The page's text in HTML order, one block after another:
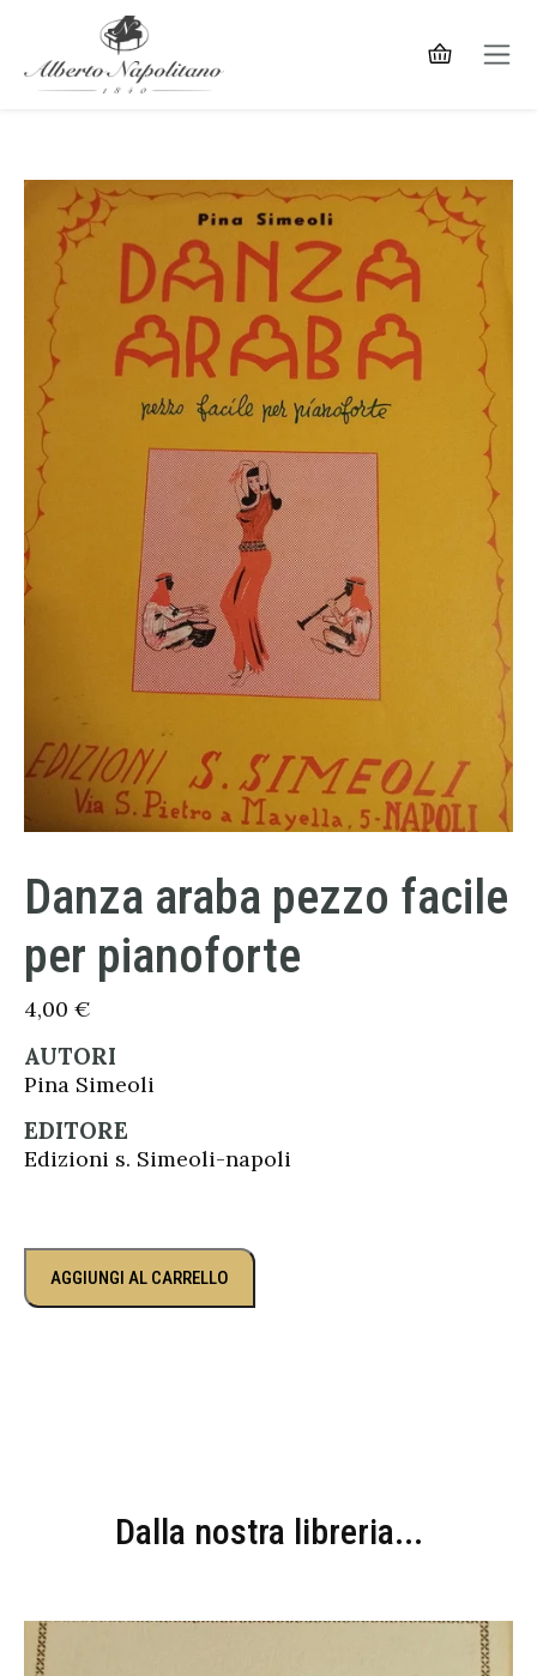
Danza araba pezzo facile
per pianoforte
4,00 €
AUTORI
Pina Simeoli
EDITORE
Edizioni s. Simeoli-napoli
AGGIUNGI AL CARRELLO
Dalla nostra libreria...